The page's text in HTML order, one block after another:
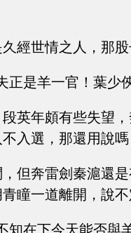
經世情之人，那
正是羊一官！葉少
英年頗有些失望
入選，那還用說
但奔雷劍秦滬還
瞳一道離開，說
知在下今天能否與